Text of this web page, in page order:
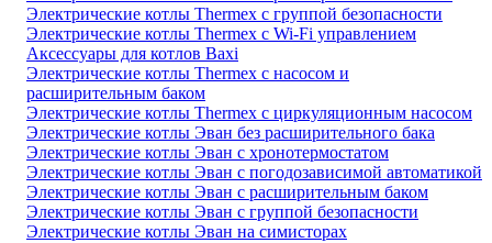
Электрические котлы Thermex с группой безопасности
Электрические котлы Thermex с Wi-Fi управлением
Аксессуары для котлов Baxi
Электрические котлы Thermex с насосом и
расширительным баком
Электрические котлы Thermex с циркуляционным насосом
Электрические котлы Эван без расширительного бака
Электрические котлы Эван с хронотермостатом
Электрические котлы Эван с погодозависимой автоматикой
Электрические котлы Эван с расширительным баком
Электрические котлы Эван с группой безопасности
Электрические котлы Эван на симисторах